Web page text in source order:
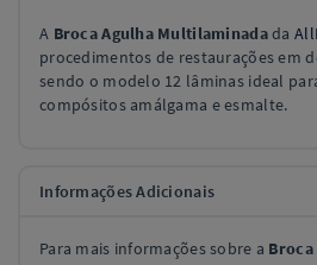
A Broca Agulha Multilaminadada
procedimentos de restaurações em
sendo o modelo 12 lâminas ideal
compósitos amálgama e esmalte.
Informações Adicionais
Para mais informações sobre a